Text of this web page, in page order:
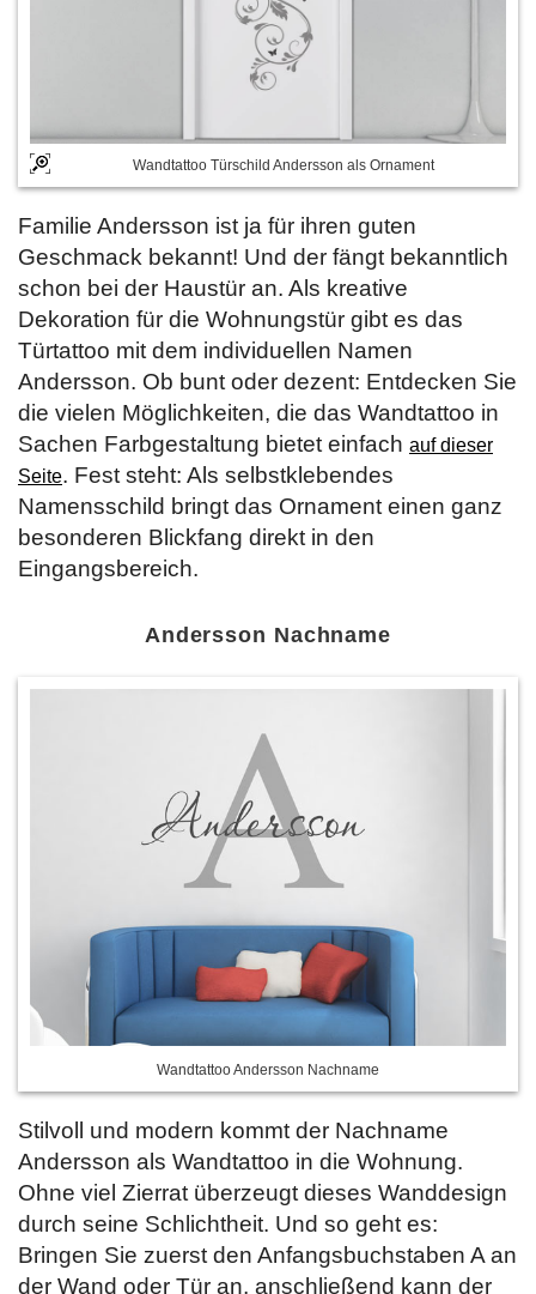
Wandtattoo Türschild Andersson als Ornament
Familie Andersson ist ja für ihren guten
Geschmack bekannt! Und der fängt bekanntlich
schon bei der Haustür an. Als kreative
Dekoration für die Wohnungstür gibt es das
Türtattoo mit dem individuellen Namen
Andersson. Ob bunt oder dezent: Entdecken Sie
die vielen Möglichkeiten, die das Wandtattoo in
Sachen Farbgestaltung bietet einfach auf dieser
Seite. Fest steht: Als selbstklebendes
Namensschild bringt das Ornament einen ganz
besonderen Blickfang direkt in den
Eingangsbereich.
Andersson Nachname
Wandtattoo Andersson Nachname
Stilvoll und modern kommt der Nachname
Andersson als Wandtattoo in die Wohnung.
Ohne viel Zierrat überzeugt dieses Wanddesign
durch seine Schlichtheit. Und so geht es:
Bringen Sie zuerst den Anfangsbuchstaben A an
der Wand oder Tür an, anschließend kann der